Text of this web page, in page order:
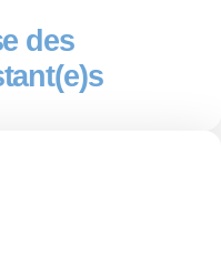
des